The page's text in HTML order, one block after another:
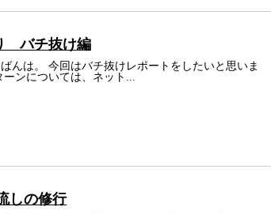
バチ抜け編
んは。 今回はバチ抜けレポートをしたいと思いま
ーンについては、ネット...
しの修行